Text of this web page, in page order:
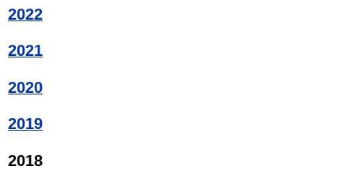
2022
2021
2020
2019
2018